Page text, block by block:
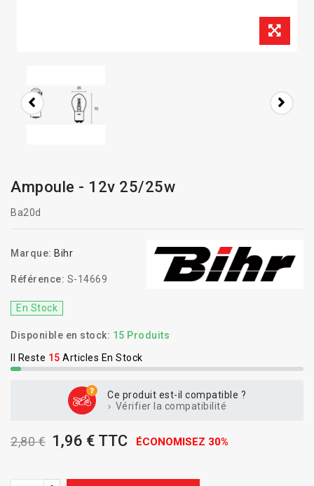
Ampoule - 12v 25/25w
Ba20d
Marque: Bihr
Référence: S-14669
En Stock
Disponible en stock: 15 Produits
Il Reste 15 Articles En Stock
Ce produit est-il compatible ?
Vérifier la compatibilité
2,80 € 1,96 € TTC ÉCONOMISEZ 30%